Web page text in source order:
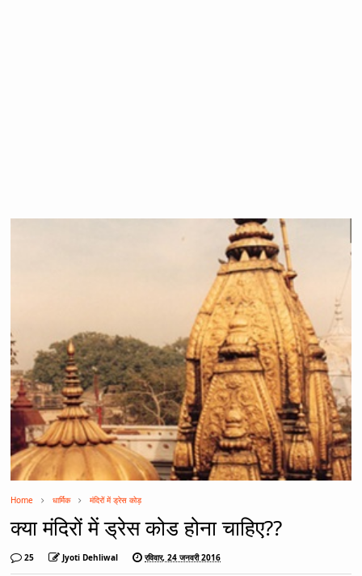
Home धार्मिक मंदिरों में ड्रेस कोड़
क्या मंदिरों में ड्रेस कोड होना चाहिए??
25 Jyoti Dehliwal रविवार, 24 जनवरी 2016